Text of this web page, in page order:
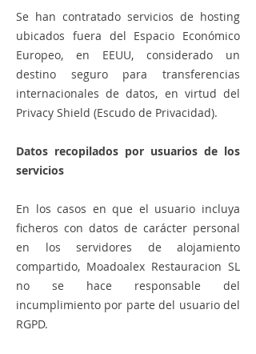
Se han contratado servicios de hosting
ubicados fuera del Espacio Económico
Europeo, en EEUU, considerado un
destino seguro para transferencias
internacionales de datos, en virtud del
Privacy Shield (Escudo de Privacidad).
Datos recopilados por usuarios de los
servicios
En los casos en que el usuario incluya
ficheros con datos de carácter personal
en los servidores de alojamiento
compartido, Moadoalex Restauracion SL
no se hace responsable del
incumplimiento por parte del usuario del
RGPD.